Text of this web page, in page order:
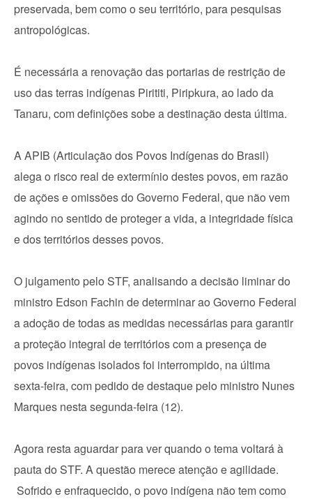
preservada, bem como o seu território, para pesquisas
antropológicas.
É necessária a renovação das portarias de restrição de
uso das terras indígenas Pirititi, Piripkura, ao lado da
Tanaru, com definições sobe a destinação desta última.
A APIB (Articulação dos Povos Indígenas do Brasil)
alega o risco real de extermínio destes povos, em razão
de ações e omissões do Governo Federal, que não vem
agindo no sentido de proteger a vida, a integridade física
e dos territórios desses povos.
O julgamento pelo STF, analisando a decisão liminar do
ministro Edson Fachin de determinar ao Governo Federal
a adoção de todas as medidas necessárias para garantir
a proteção integral de territórios com a presença de
povos indígenas isolados foi interrompido, na última
sexta-feira, com pedido de destaque pelo ministro Nunes
Marques nesta segunda-feira (12).
Agora resta aguardar para ver quando o tema voltará à
pauta do STF. A questão merece atenção e agilidade.
Sofrido e enfraquecido, o povo indígena não tem como